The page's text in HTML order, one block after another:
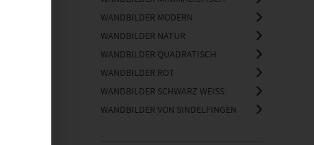
WANDBILDER MODERN
WANDBILDER NATUR
WANDBILDER QUADRATISCH
WANDBILDER ROT
WANDBILDER SCHWARZ WEISS
WANDBILDER VON SINDELFINGEN